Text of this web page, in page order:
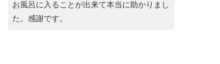
お風呂に入ることが出来て本当に助かりまし
た。感謝です。